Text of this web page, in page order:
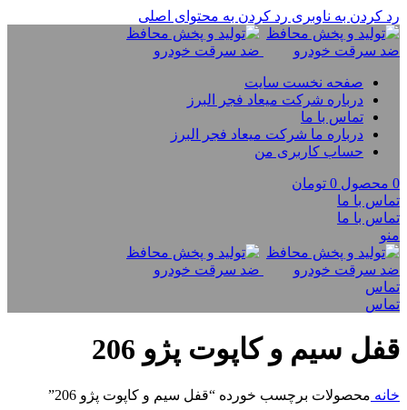
رد کردن به ناوبری رد کردن به محتوای اصلی
صفحه نخست سایت
درباره شرکت میعاد فجر البرز
تماس با ما
درباره ما شرکت میعاد فجر البرز
حساب کاربری من
0 محصول 0 تومان
تماس با ما
تماس با ما
منو
تماس
تماس
قفل سیم و کاپوت پژو 206
خانه محصولات برچسب خورده “قفل سیم و کاپوت پژو 206”